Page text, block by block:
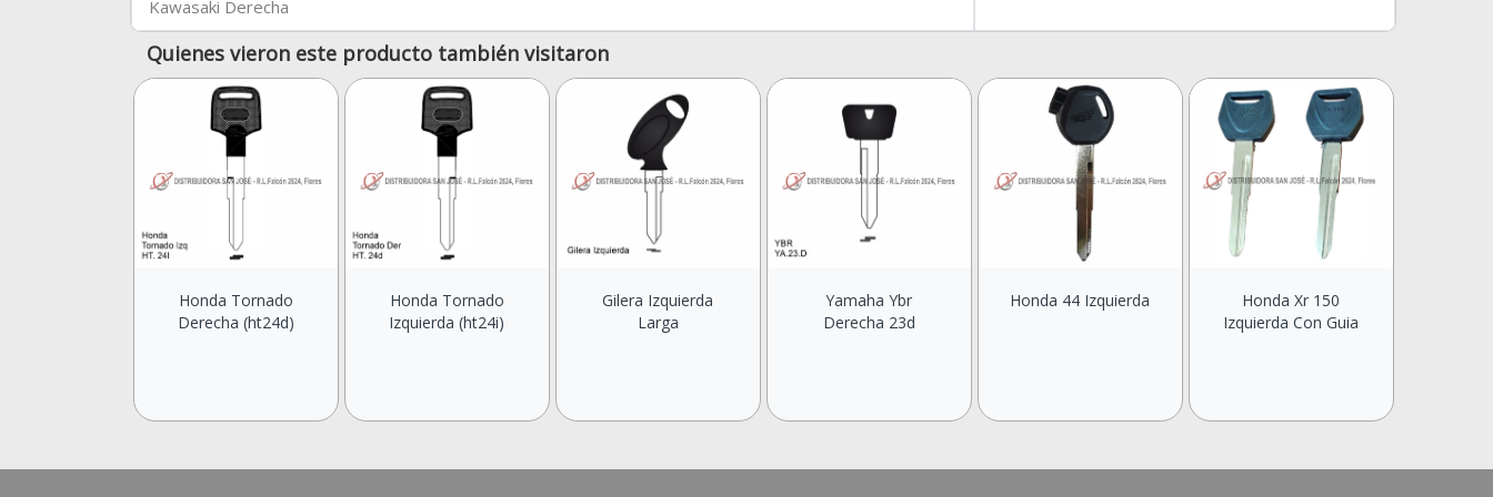
Kawasaki Derecha
Quienes vieron este producto también visitaron
Honda Tornado
Derecha (ht24d)
Honda Tornado
Izquierda (ht24i)
Gilera Izquierda
Larga
Yamaha Ybr
Derecha 23d
Honda 44 Izquierda
Honda Xr 150
Izquierda Con Guia